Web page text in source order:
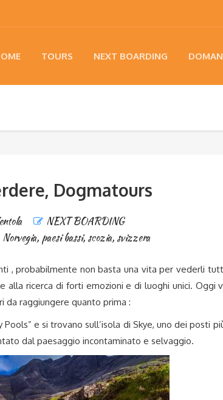
TOURS NEXT BOARDING
Dogmatours
NEXT BOARDING
Norvegia, paesi bassi, scozia, svizzera
, probabilmente non basta una vita per vederli
alla ricerca di forti emozioni e di luoghi unici. Oggi
da raggiungere quanto prima :
Pools” e si trovano sull’isola di Skye, uno dei posti
dal paesaggio incontaminato e selvaggio.